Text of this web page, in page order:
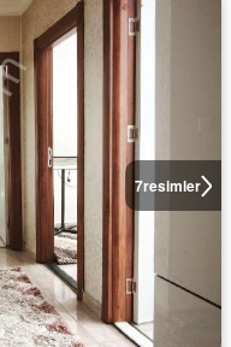
7resimler